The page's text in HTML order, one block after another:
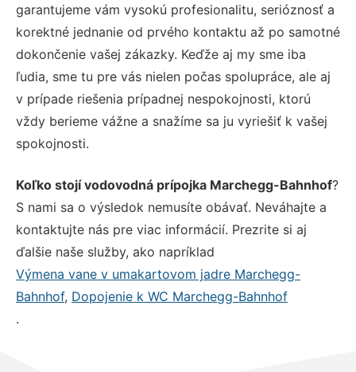
garantujeme vám vysokú profesionalitu, serióznosť a
korektné jednanie od prvého kontaktu až po samotné
dokončenie vašej zákazky. Keďže aj my sme iba
ľudia, sme tu pre vás nielen počas spolupráce, ale aj
v prípade riešenia prípadnej nespokojnosti, ktorú
vždy berieme vážne a snažíme sa ju vyriešiť k vašej
spokojnosti.
Koľko stojí vodovodná prípojka Marchegg-Bahnhof?
S nami sa o výsledok nemusíte obávať. Neváhajte a
kontaktujte nás pre viac informácií. Prezrite si aj
ďalšie naše služby, ako napríklad
Výmena vane v umakartovom jadre Marchegg-
Bahnhof, Dopojenie k WC Marchegg-Bahnhof
.